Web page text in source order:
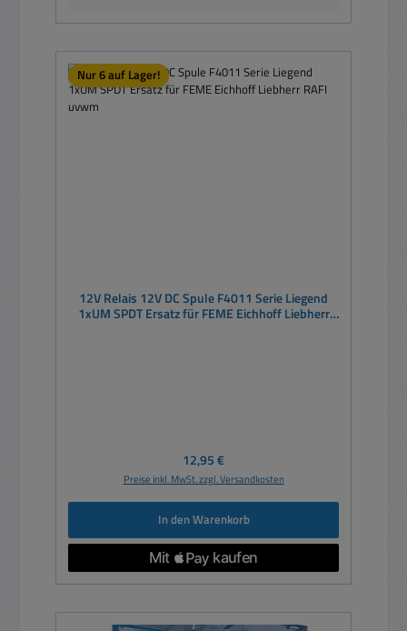
Nur 6 auf Lager!
12V Relais 12V DC Spule F4011 Serie Liegend
1xUM SPDT Ersatz für FEME Eichhoff Liebherr
Regulärer Preis:
12,95 €
Preise inkl. MwSt. zzgl. Versandkosten
In den Warenkorb